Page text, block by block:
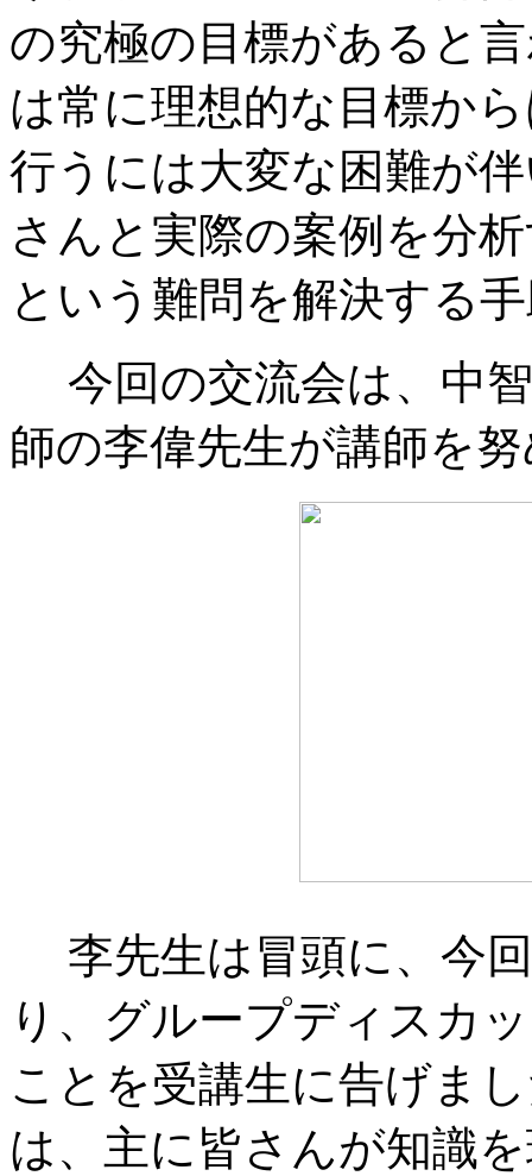
の究極の目標があると
は常に理想的な目標か
行うには大変な困難が
さんと実際の案例を分
という難問を解決する
今回の交流会は、中
師の李偉先生が講師を
李先生は冒頭に、今
り、グループディスカ
ことを受講生に告げま
は、主に皆さんが知識